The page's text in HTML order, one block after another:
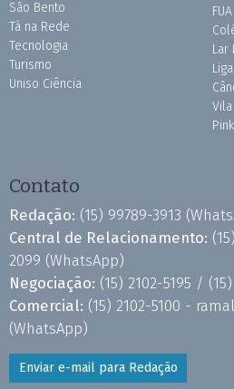
São Bento
Tá na Rede
Tecnologia
Turismo
Uniso Ciência
FUA
Lar
Contato
Redação: (15) 99789-3913
Central de Relacionamento:
2099 (WhatsApp)
Negociação: (15) 2102-5195 /
Comercial: (15) 2102-5100 -
(WhatsApp)
Enviar e-mail para Redação